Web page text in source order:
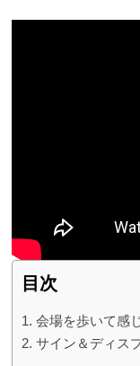
目次
会場を歩いて感
サイン＆ディス